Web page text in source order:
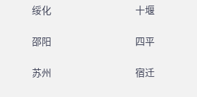
绥化 十堰
邵阳 四平
苏州 宿迁